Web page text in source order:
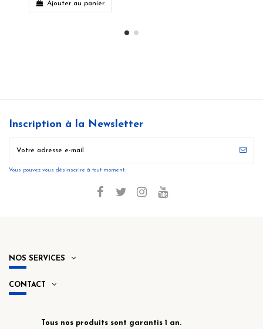
Ajouter au panier
Inscription à la Newsletter
Vous pouvez vous désinscrire à tout moment.
NOS SERVICES
CONTACT
Tous nos produits sont garantis 1 an.